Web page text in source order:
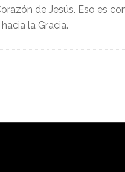
de Jesús. Eso es
la Gracia.